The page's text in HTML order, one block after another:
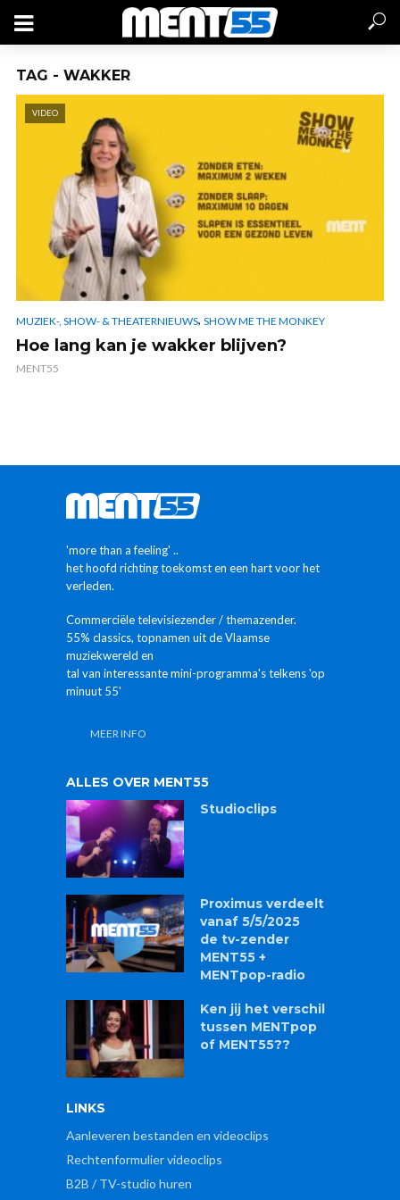
TAG - WAKKER
VIDEO
MUZIEK-, SHOW- & THEATERNIEUWS, SHOW ME THE MONKEY
Hoe lang kan je wakker blijven?
MENT55
'more than a feeling' ..
het hoofd richting toekomst en een hart voor het
verleden.
Commerciële televisiezender / themazender.
55% classics, topnamen uit de Vlaamse
muziekwereld en
tal van interessante mini-programma's telkens 'op
minuut 55'
MEER INFO
ALLES OVER MENT55
Studioclips
Proximus verdeelt
vanaf 5/5/2025
de tv-zender
MENT55 +
MENTpop-radio
Ken jij het verschil
tussen MENTpop
of MENT55??
LINKS
Aanleveren bestanden en videoclips
Rechtenformulier videoclips
B2B / TV-studio huren